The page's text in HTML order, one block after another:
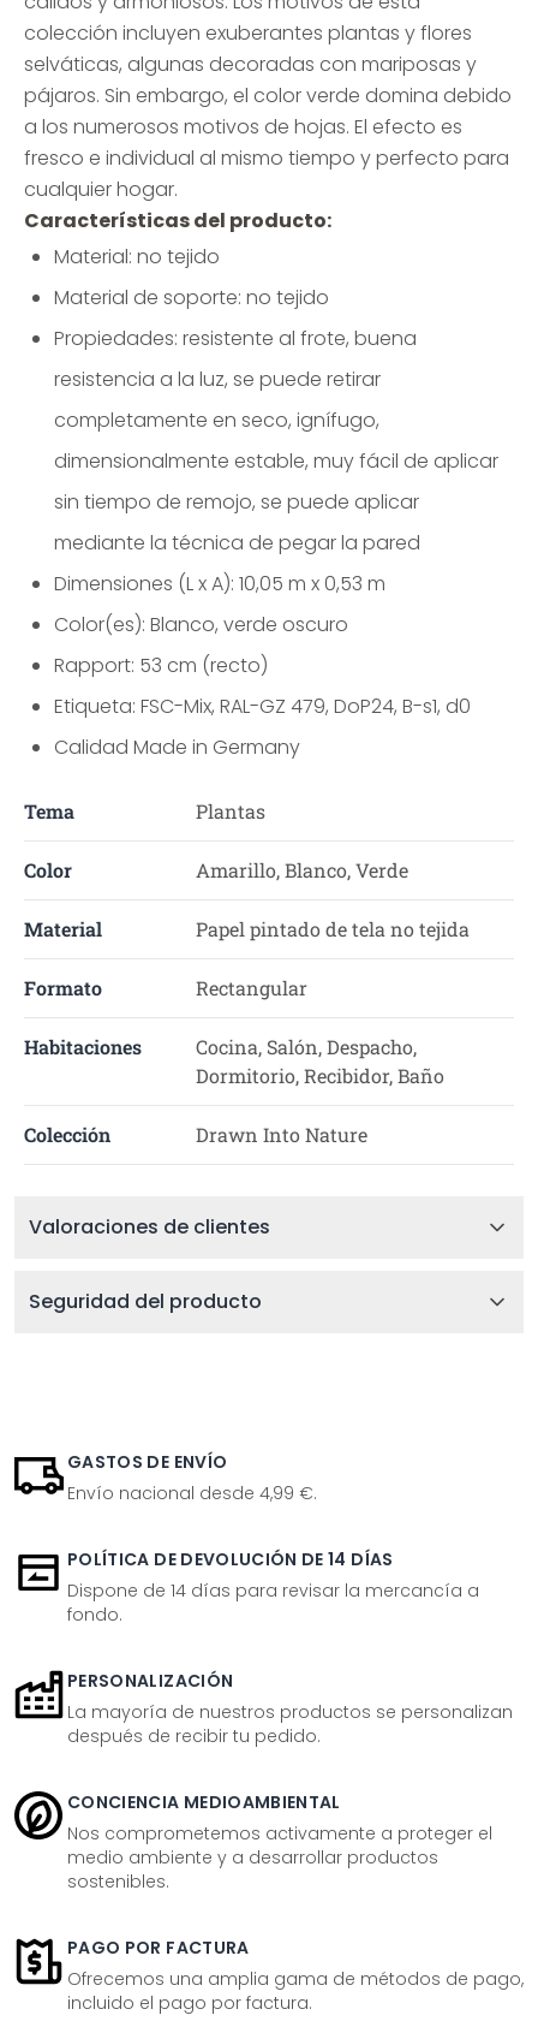
colección incluyen exuberantes plantas y flores
selváticas, algunas decoradas con mariposas y
pájaros. Sin embargo, el color verde domina debido
a los numerosos motivos de hojas. El efecto es
fresco e individual al mismo tiempo y perfecto para
cualquier hogar.
Características del producto:
Material: no tejido
Material de soporte: no tejido
Propiedades: resistente al frote, buena
resistencia a la luz, se puede retirar
completamente en seco, ignífugo,
dimensionalmente estable, muy fácil de aplicar
sin tiempo de remojo, se puede aplicar
mediante la técnica de pegar la pared
Dimensiones (L x A): 10,05 m x 0,53 m
Color(es): Blanco, verde oscuro
Rapport: 53 cm (recto)
Etiqueta: FSC-Mix, RAL-GZ 479, DoP24, B-s1, d0
Calidad Made in Germany
Tema Plantas
Color Amarillo, Blanco, Verde
Material Papel pintado de tela no tejida
Formato Rectangular
Habitaciones
Cocina, Salón, Despacho,
Dormitorio, Recibidor, Baño
Colección Drawn Into Nature
Valoraciones de clientes
Seguridad del producto
GASTOS DE ENVÍO
Envío nacional desde 4,99 €.
POLÍTICA DE DEVOLUCIÓN DE 14 DÍAS
Dispone de 14 días para revisar la mercancía a
fondo.
PERSONALIZACIÓN
La mayoría de nuestros productos se personalizan
después de recibir tu pedido.
CONCIENCIA MEDIOAMBIENTAL
Nos comprometemos activamente a proteger el
medio ambiente y a desarrollar productos
sostenibles.
PAGO POR FACTURA
Ofrecemos una amplia gama de métodos de pago,
incluido el pago por factura.